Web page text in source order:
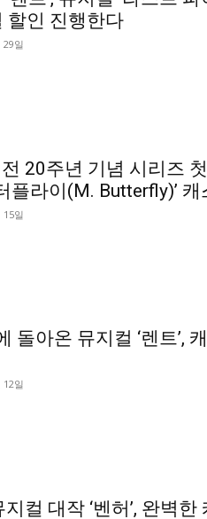
할인 진행한다
29일
20주년 기념 시리즈
플라이(M. Butterfly)’
15일
돌아온 뮤지컬 ‘렌트’,
12일
컬 대작 ‘벤허’, 완벽한